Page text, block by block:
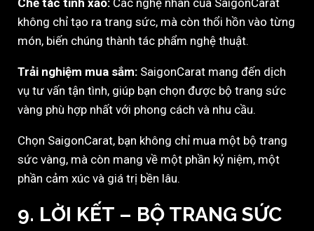
Chế tác tinh xảo: Các nghệ nhân của SaigonCarat
không chỉ tạo ra trang sức, mà còn thổi hồn vào từng
món, biến chúng thành tác phẩm nghệ thuật.
Trải nghiệm mua sắm: SaigonCarat mang đến dịch
vụ tư vấn tận tình, giúp bạn chọn được bộ trang sức
vàng phù hợp nhất với phong cách và nhu cầu.
Chọn SaigonCarat, bạn không chỉ mua một bộ trang
sức vàng, mà còn mang về một phần kỷ niệm, một
phần cảm xúc và giá trị bền lâu.
9. LỜI KẾT – BỘ TRANG SỨC